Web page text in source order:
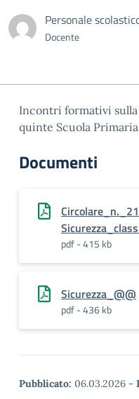
Personale
Docente
Incontri formativi sulla
quinte Scuola Primaria
Documenti
pdf - 415 kb
Sicurezza_@@
pdf - 436 kb
Pubblicato: 06.03.2026 -